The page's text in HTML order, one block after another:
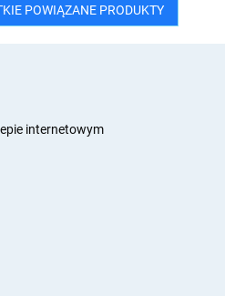
POWIĄZANE PRODUKTY
internetowym